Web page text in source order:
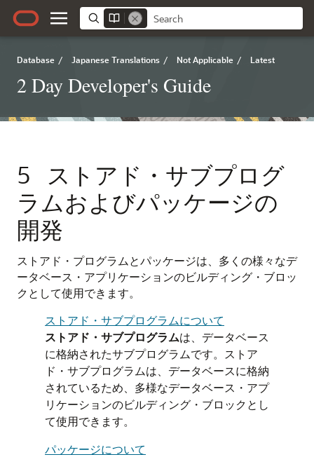
Database / Japanese Translations / Not Applicable / Latest
2 Day Developer's Guide
5
ストアド・サブプログ
ラムおよびパッケージの
開発
ストアド・プログラムとパッケージは、多くの様々なデ
ータベース・アプリケーションのビルディング・ブロッ
クとして使用できます。
ストアド・サブプログラムについて
ストアド・サブプログラムは、データベース
に格納されたサブプログラムです。ストア
ド・サブプログラムは、データベースに格納
されているため、多様なデータベース・アプ
リケーションのビルディング・ブロックとし
て使用できます。
パッケージについて